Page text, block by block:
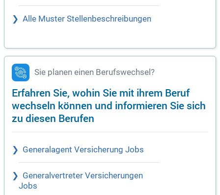
Alle Muster Stellenbeschreibungen
Sie planen einen Berufswechsel?
Erfahren Sie, wohin Sie mit ihrem Beruf
wechseln können und informieren Sie sich
zu diesen Berufen
Generalagent Versicherung Jobs
Generalvertreter Versicherungen
Jobs